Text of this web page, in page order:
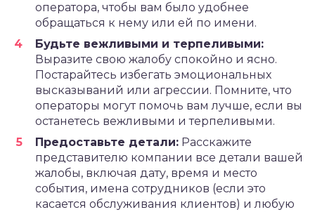
оператора, чтобы вам было удобнее
обращаться к нему или ей по имени.
Будьте вежливыми и терпеливыми:
Выразите свою жалобу спокойно и ясно.
Постарайтесь избегать эмоциональных
высказываний или агрессии. Помните, что
операторы могут помочь вам лучше, если вы
останетесь вежливыми и терпеливыми.
Предоставьте детали: Расскажите
представителю компании все детали вашей
жалобы, включая дату, время и место
события, имена сотрудников (если это
касается обслуживания клиентов) и любую